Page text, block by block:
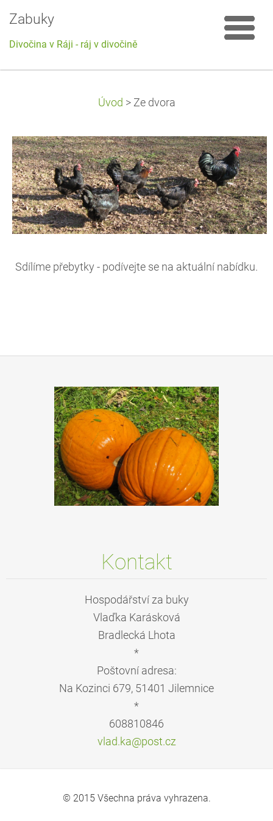
Zabuky
Divočina v Ráji - ráj v divočině
Úvod > Ze dvora
Sdílíme přebytky - podívejte se na aktuální nabídku.
Kontakt
Hospodářství za buky
Vlaďka Karásková
Bradlecká Lhota
*
Poštovní adresa:
Na Kozinci 679, 51401 Jilemnice
*
608810846
vlad.ka@post.cz
© 2015 Všechna práva vyhrazena.